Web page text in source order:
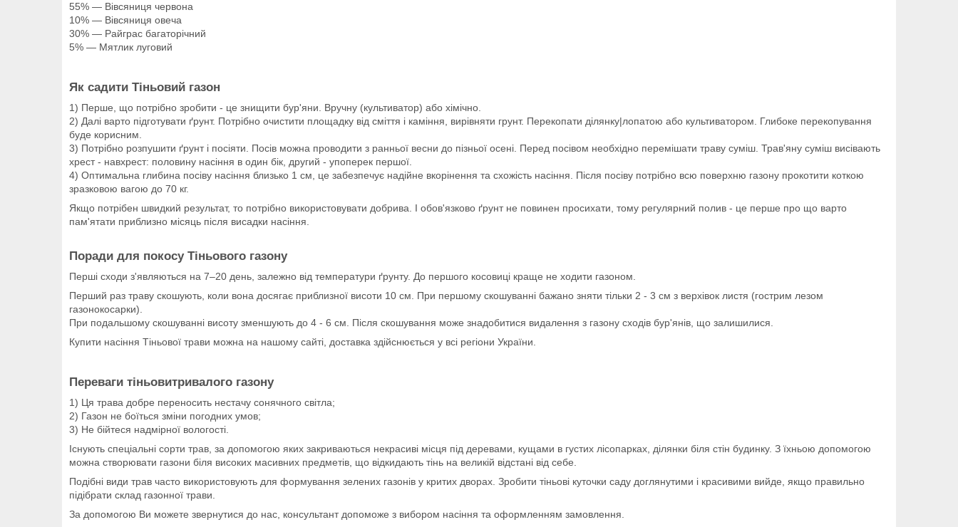
55% — Вівсяниця червона
10% — Вівсяниця овеча
30% — Райграс багаторічний
5% — Мятлик луговий
Як садити Тіньовий газон
1) Перше, що потрібно зробити - це знищити бур'яни. Вручну (культиватор) або хімічно.
2) Далі варто підготувати ґрунт. Потрібно очистити площадку від сміття і каміння, вирівняти грунт. Перекопати ділянку|лопатою або культиватором. Глибоке перекопування
буде корисним.
3) Потрібно розпушити ґрунт і посіяти. Посів можна проводити з ранньої весни до пізньої осені. Перед посівом необхідно перемішати траву суміш. Трав'яну суміш висівають
хрест - навхрест: половину насіння в один бік, другий - упоперек першої.
4) Оптимальна глибина посіву насіння близько 1 см, це забезпечує надійне вкорінення та схожість насіння. Після посіву потрібно всю поверхню газону прокотити коткою
зразковою вагою до 70 кг.
Якщо потрібен швидкий результат, то потрібно використовувати добрива. І обов'язково ґрунт не повинен просихати, тому регулярний полив - це перше про що варто
пам'ятати приблизно місяць після висадки насіння.
Поради для покосу Тіньового газону
Перші сходи з'являються на 7–20 день, залежно від температури ґрунту. До першого косовиці краще не ходити газоном.
Перший раз траву скошують, коли вона досягає приблизної висоти 10 см. При першому скошуванні бажано зняти тільки 2 - 3 см з верхівок листя (гострим лезом
газонокосарки).
При подальшому скошуванні висоту зменшують до 4 - 6 см. Після скошування може знадобитися видалення з газону сходів бур'янів, що залишилися.
Купити насіння Тіньової трави можна на нашому сайті, доставка здійснюється у всі регіони України.
Переваги тіньовитривалого газону
1) Ця трава добре переносить нестачу сонячного світла;
2) Газон не боїться зміни погодних умов;
3) Не бійтеся надмірної вологості.
Існують спеціальні сорти трав, за допомогою яких закриваються некрасиві місця під деревами, кущами в густих лісопарках, ділянки біля стін будинку. З їхньою допомогою
можна створювати газони біля високих масивних предметів, що відкидають тінь на великій відстані від себе.
Подібні види трав часто використовують для формування зелених газонів у критих дворах. Зробити тіньові куточки саду доглянутими і красивими вийде, якщо правильно
підібрати склад газонної трави.
За допомогою Ви можете звернутися до нас, консультант допоможе з вибором насіння та оформленням замовлення.